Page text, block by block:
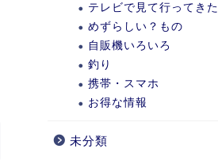
テレビで見て行ってきた
めずらしい？もの
自販機いろいろ
釣り
携帯・スマホ
お得な情報
未分類